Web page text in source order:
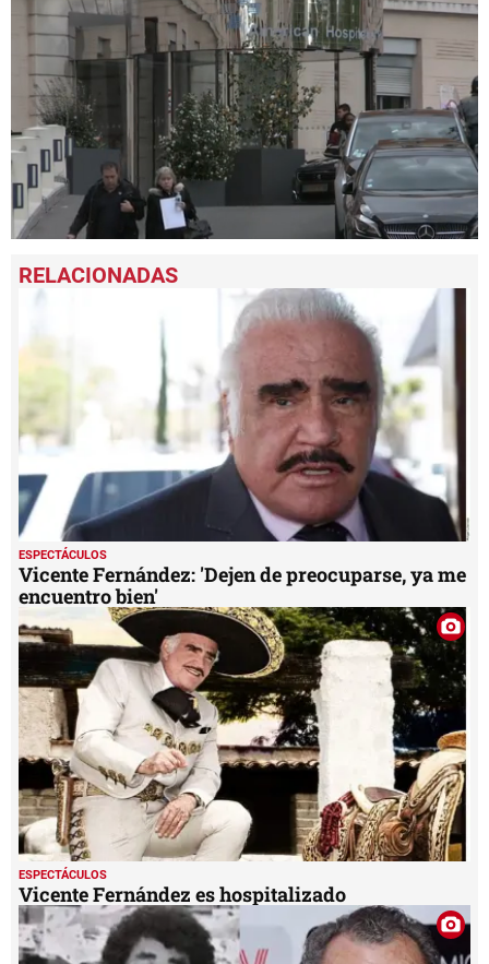
seconds
of
second
ESPECTÁCULOS
Vicente Fernández: 'Dejen de preocuparse, ya me
encuentro bien'
ESPECTÁCULOS
Vicente Fernández es hospitalizado